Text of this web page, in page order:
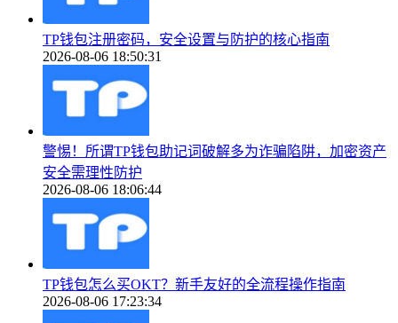
TP钱包注册密码，安全设置与防护的核心指南
2026-08-06 18:50:31
警惕！所谓TP钱包助记词破解多为诈骗陷阱，加密资产
安全需理性防护
2026-08-06 18:06:44
TP钱包怎么买OKT？新手友好的全流程操作指南
2026-08-06 17:23:34